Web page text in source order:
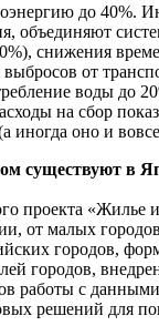
до
объединяют
снижения
от
воды до
на сбор
оно и
существуют в
проекта
от малых
городов,
городов,
работы с
решений для